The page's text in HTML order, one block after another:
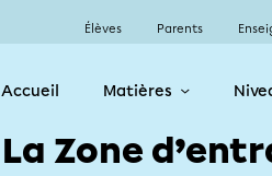
Élèves Parents
Accueil Matières
La Zone